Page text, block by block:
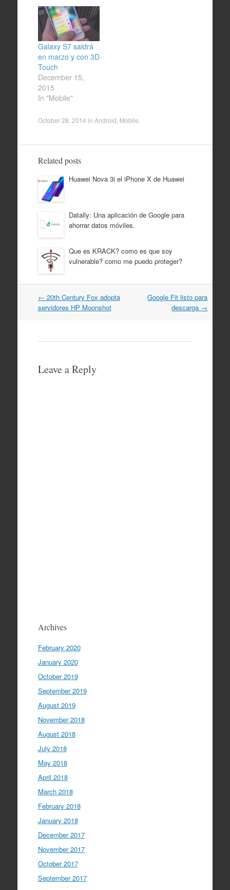
Galaxy S7 saldrá
en marzo y con 3D
Touch
December 15,
2015
In "Mobile"
October 28, 2014 in Android Mobile
Related posts
Huawei Nova 3i el iPhone X de Huawei
Datally: Una aplicación de Google para
ahorrar datos móviles.
Que es KRACK? como es que soy
vulnerable? como me puedo proteger?
Post
navigation
← 20th Century Fox adopta
servidores HP Moonshot
Google Fit listo para
descarga →
Leave a Reply
Archives
February 2020
January 2020
October 2019
September 2019
August 2019
November 2018
August 2018
July 2018
May 2018
April 2018
March 2018
February 2018
January 2018
December 2017
November 2017
October 2017
September 2017